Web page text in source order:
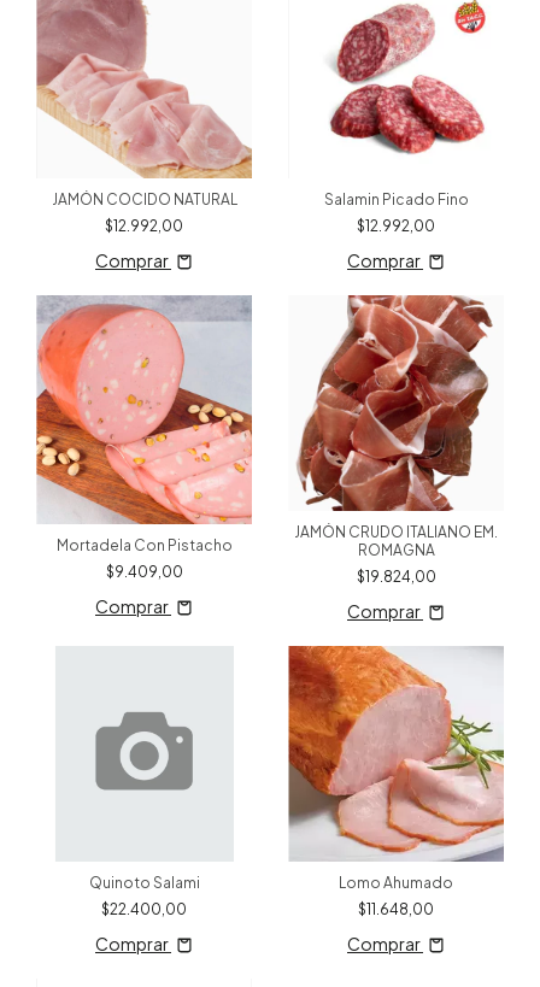
JAMÓN COCIDO NATURAL
$12.992,00
Comprar
Salamin Picado Fino
$12.992,00
Comprar
Mortadela Con Pistacho
$9.409,00
Comprar
JAMÓN CRUDO ITALIANO EM.
ROMAGNA
$19.824,00
Comprar
Quinoto Salami
$22.400,00
Comprar
Lomo Ahumado
$11.648,00
Comprar